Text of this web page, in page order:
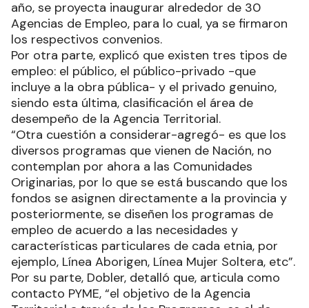
año, se proyecta inaugurar alrededor de 30
Agencias de Empleo, para lo cual, ya se firmaron
los respectivos convenios.
Por otra parte, explicó que existen tres tipos de
empleo: el público, el público-privado -que
incluye a la obra pública- y el privado genuino,
siendo esta última, clasificación el área de
desempeño de la Agencia Territorial.
“Otra cuestión a considerar-agregó- es que los
diversos programas que vienen de Nación, no
contemplan por ahora a las Comunidades
Originarias, por lo que se está buscando que los
fondos se asignen directamente a la provincia y
posteriormente, se diseñen los programas de
empleo de acuerdo a las necesidades y
características particulares de cada etnia, por
ejemplo, Línea Aborigen, Línea Mujer Soltera, etc”.
Por su parte, Dobler, detalló que, articula como
contacto PYME, “el objetivo de la Agencia